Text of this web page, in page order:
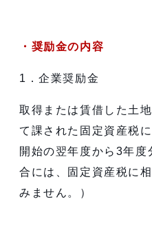
・奨励金の内容
1．企業奨励金
取得または賃借した土
て課された固定資産税
開始の翌年度から3年
合には、固定資産税に
みません。）